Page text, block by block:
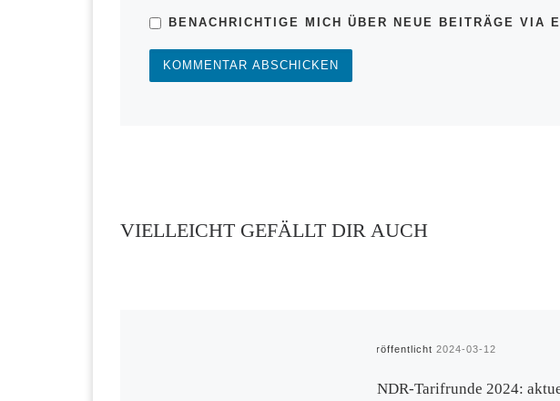
BENACHRICHTIGE MICH ÜBER NEUE BEITRÄGE VIA
VIELLEICHT GEFÄLLT DIR AUCH
Veröffentlicht2024-03-12
NDR-Tarifrunde 2024: